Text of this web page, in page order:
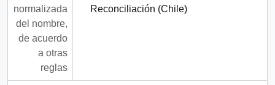
normalizada
del nombre,
de acuerdo
a otras
reglas
Reconciliación (Chile)